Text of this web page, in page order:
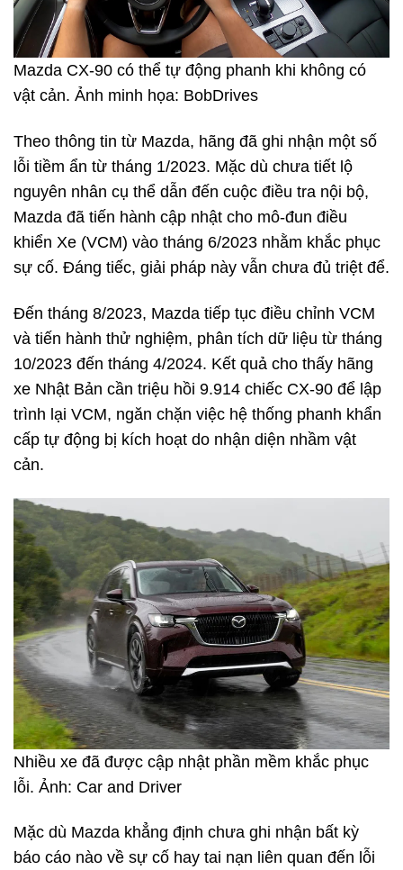
Mazda CX-90 có thể tự động phanh khi không có
vật cản. Ảnh minh họa: BobDrives
Theo thông tin từ Mazda, hãng đã ghi nhận một số
lỗi tiềm ẩn từ tháng 1/2023. Mặc dù chưa tiết lộ
nguyên nhân cụ thể dẫn đến cuộc điều tra nội bộ,
Mazda đã tiến hành cập nhật cho mô-đun điều
khiển Xe (VCM) vào tháng 6/2023 nhằm khắc phục
sự cố. Đáng tiếc, giải pháp này vẫn chưa đủ triệt để.
Đến tháng 8/2023, Mazda tiếp tục điều chỉnh VCM
và tiến hành thử nghiệm, phân tích dữ liệu từ tháng
10/2023 đến tháng 4/2024. Kết quả cho thấy hãng
xe Nhật Bản cần triệu hồi 9.914 chiếc CX-90 để lập
trình lại VCM, ngăn chặn việc hệ thống phanh khẩn
cấp tự động bị kích hoạt do nhận diện nhầm vật
cản.
Nhiều xe đã được cập nhật phần mềm khắc phục
lỗi. Ảnh: Car and Driver
Mặc dù Mazda khẳng định chưa ghi nhận bất kỳ
báo cáo nào về sự cố hay tai nạn liên quan đến lỗi